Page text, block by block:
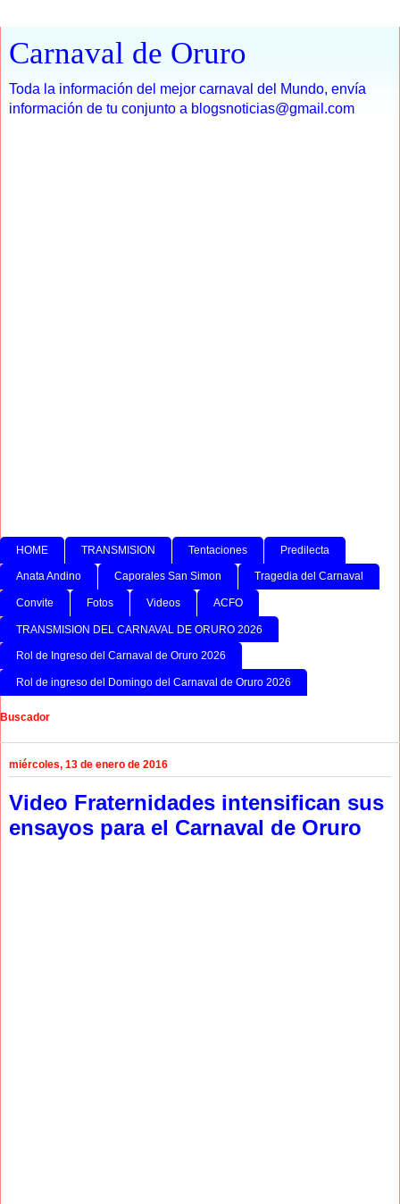
Carnaval de Oruro
Toda la información del mejor carnaval del Mundo, envía
información de tu conjunto a blogsnoticias@gmail.com
HOME TRANSMISION Tentaciones Predilecta
Anata Andino Caporales San Simon Tragedia del Carnaval
Convite Fotos Videos ACFO
TRANSMISION DEL CARNAVAL DE ORURO 2026
Rol de Ingreso del Carnaval de Oruro 2026
Rol de ingreso del Domingo del Carnaval de Oruro 2026
Buscador
miércoles, 13 de enero de 2016
Video Fraternidades intensifican sus
ensayos para el Carnaval de Oruro